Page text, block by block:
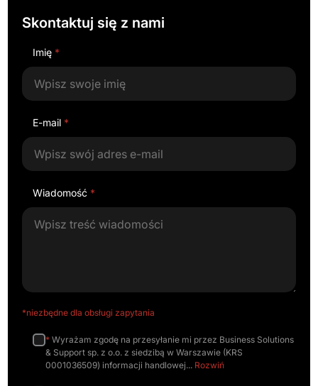
Skontaktuj się z nami
Imię *
E-mail *
Wiadomość *
*niezbędne dla obsługi zapytania
* Wyrażam zgodę na przesyłanie mi przez Business Solutions
& Support sp. z o.o. z siedzibą w Warszawie (KRS
0001036509) informacji handlowej
Rozwiń